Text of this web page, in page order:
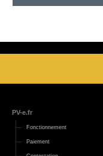
PV-e.fr
Fonctionnement
Paiement